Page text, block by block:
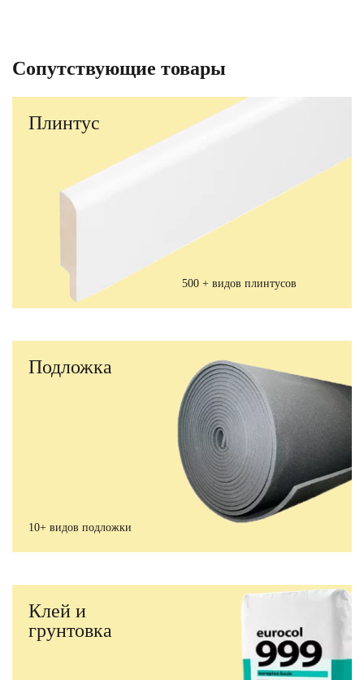
Сопутствующие товары
Плинтус
500 + видов плинтусов
Подложка
10+ видов подложки
Клей и
грунтовка